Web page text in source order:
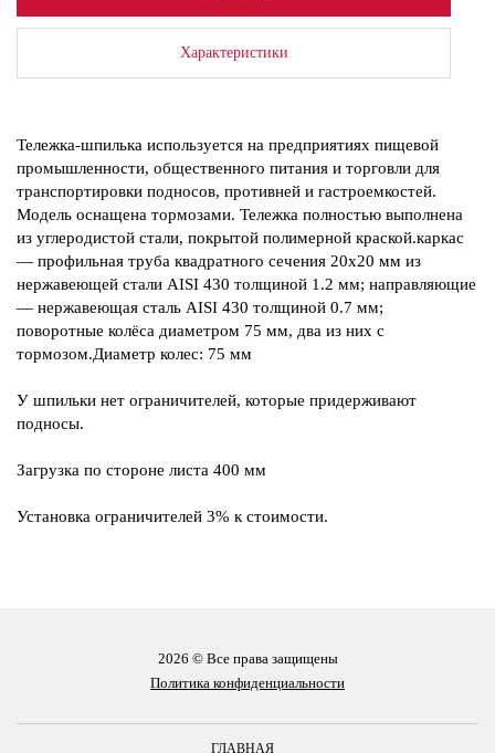
Характеристики
Тележка-шпилька используется на предприятиях пищевой
промышленности, общественного питания и торговли для
транспортировки подносов, противней и гастроемкостей.
Модель оснащена тормозами. Тележка полностью выполнена
из углеродистой стали, покрытой полимерной краской.каркас
— профильная труба квадратного сечения 20х20 мм из
нержавеющей стали AISI 430 толщиной 1.2 мм; направляющие
— нержавеющая сталь AISI 430 толщиной 0.7 мм;
поворотные колёса диаметром 75 мм, два из них с
тормозом.Диаметр колес: 75 мм
У шпильки нет ограничителей, которые придерживают
подносы.
Загрузка по стороне листа 400 мм
Установка ограничителей 3% к стоимости.
2026 © Все права защищены
Политика конфиденциальности
ГЛАВНАЯ